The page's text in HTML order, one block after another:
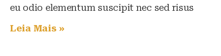
eu odio elementum suscipit nec sed risus
Leia Mais »